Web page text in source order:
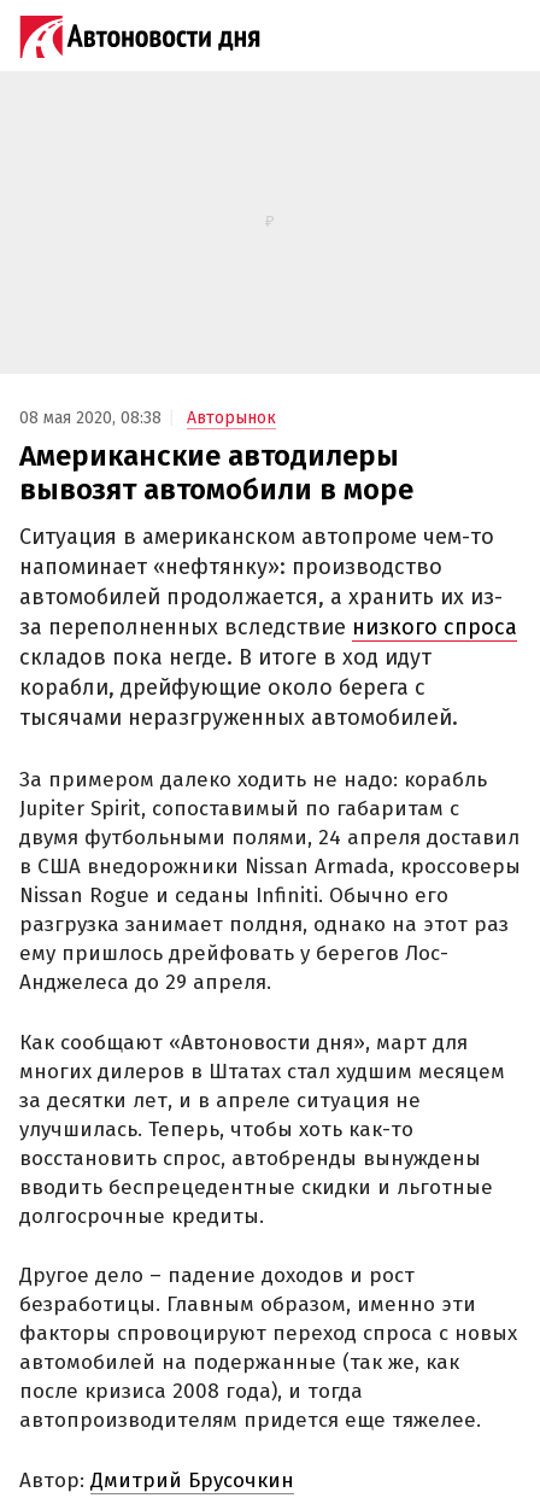
08 мая 2020, 08:38 Авторынок
Американские автодилеры
вывозят автомобили в море
Ситуация в американском автопроме чем-то
напоминает «нефтянку»: производство
автомобилей продолжается, а хранить их из-
за переполненных вследствие низкого спроса
складов пока негде. В итоге в ход идут
корабли, дрейфующие около берега с
тысячами неразгруженных автомобилей.
За примером далеко ходить не надо: корабль
Jupiter Spirit, сопоставимый по габаритам с
двумя футбольными полями, 24 апреля доставил
в США внедорожники Nissan Armada, кроссоверы
Nissan Rogue и седаны Infiniti. Обычно его
разгрузка занимает полдня, однако на этот раз
ему пришлось дрейфовать у берегов Лос-
Анджелеса до 29 апреля.
Как сообщают «Автоновости дня», март для
многих дилеров в Штатах стал худшим месяцем
за десятки лет, и в апреле ситуация не
улучшилась. Теперь, чтобы хоть как-то
восстановить спрос, автобренды вынуждены
вводить беспрецедентные скидки и льготные
долгосрочные кредиты.
Другое дело – падение доходов и рост
безработицы. Главным образом, именно эти
факторы спровоцируют переход спроса с новых
автомобилей на подержанные (так же, как
после кризиса 2008 года), и тогда
автопроизводителям придется еще тяжелее.
Автор: Дмитрий Брусочкин